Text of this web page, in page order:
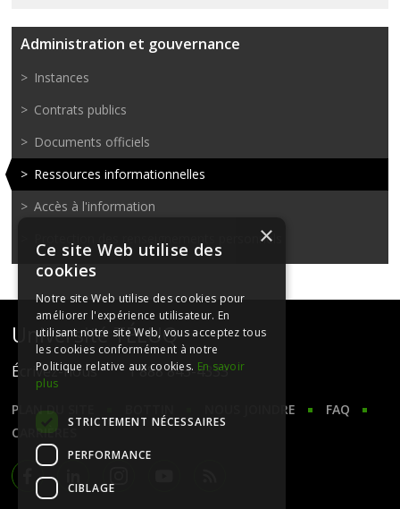
Administration et gouvernance
Instances
Contrats publics
Documents officiels
Ressources informationnelles
Accès à l'information
Protection des renseignements personnels
Université TÉLUQ
Écrivez-nous 1 888 843-4333
PLAN DU SITE NOUS JOINDRE
FAQ
CARRIÈRES
×
Ce site Web utilise des
cookies
Notre site Web utilise des cookies pour
améliorer l'expérience utilisateur. En
utilisant notre site Web, vous acceptez tous
les cookies conformément à notre
Politique relative aux cookies. En savoir
plus
STRICTEMENT NÉCESSAIRES
PERFORMANCE
CIBLAGE